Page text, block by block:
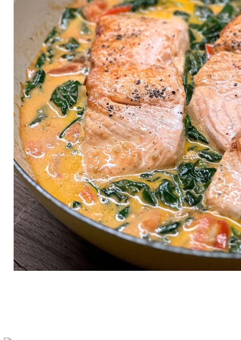
TECHNIK
KATEGORIEN
FOOD & DRINKS
KIND & BABY
BEAUTY
REZEPTE
LIFESTYLE
TIERE
SPORT & FITNESS
TECHNIK
GEWINNSPIELE
HAUSHALTSGERÄTE
KAFFEEMASCHINEN & CO
FOTOS UND FOTOBÜCHER
AUTOS
REISE
BOXEN
KIND & KEGEL